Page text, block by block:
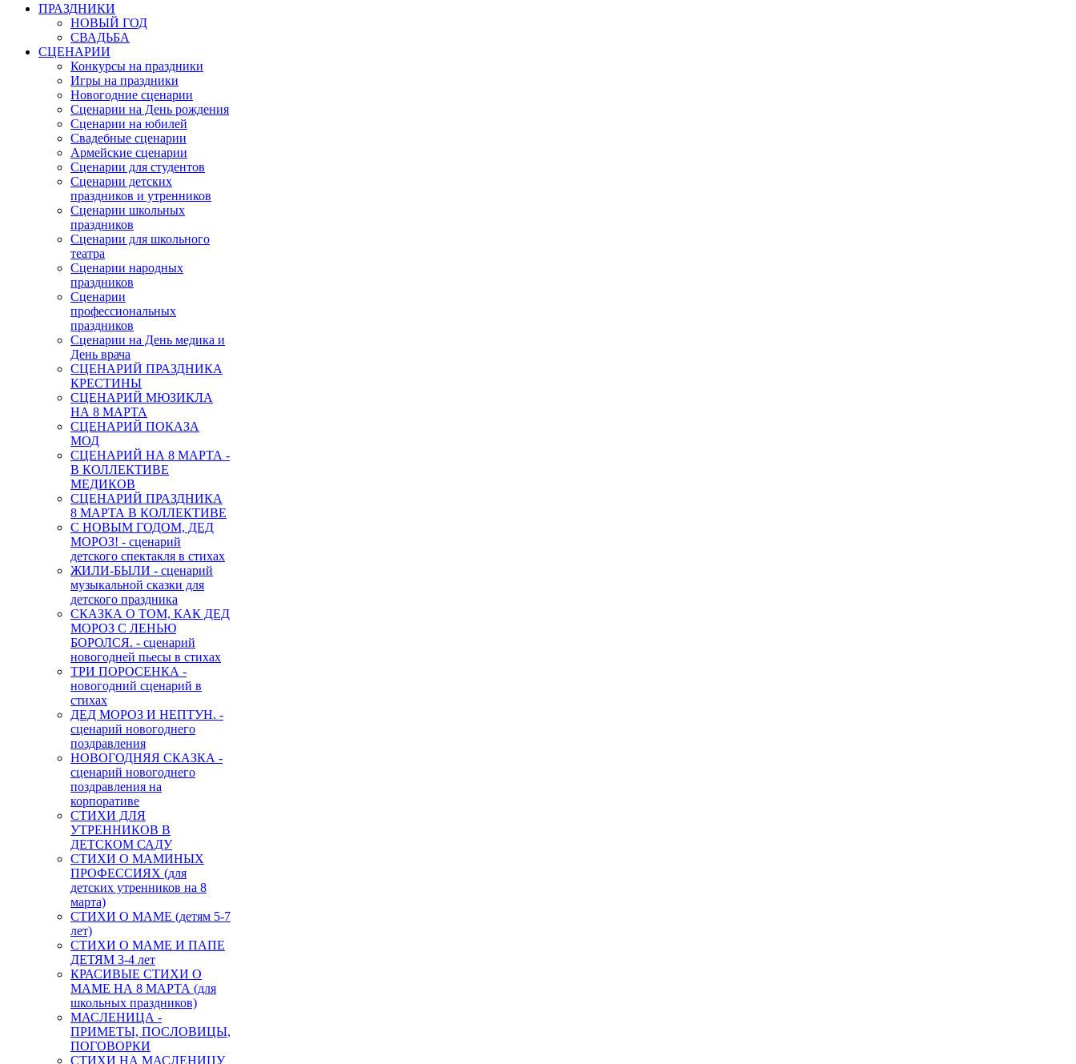
ПРАЗДНИКИ
НОВЫЙ ГОД
СВАДЬБА
СЦЕНАРИИ
Конкурсы на праздники
Игры на праздники
Новогодние сценарии
Сценарии на День рождения
Сценарии на юбилей
Свадебные сценарии
Армейские сценарии
Сценарии для студентов
Сценарии детских
праздников и утренников
Сценарии школьных
праздников
Сценарии для школьного
театра
Сценарии народных
праздников
Сценарии
профессиональных
праздников
Сценарии на День медика и
День врача
СЦЕНАРИЙ ПРАЗДНИКА
КРЕСТИНЫ
СЦЕНАРИЙ МЮЗИКЛА
НА 8 МАРТА
СЦЕНАРИЙ ПОКАЗА
МОД
СЦЕНАРИЙ НА 8 МАРТА -
В КОЛЛЕКТИВЕ
МЕДИКОВ
СЦЕНАРИЙ ПРАЗДНИКА
8 МАРТА В КОЛЛЕКТИВЕ
С НОВЫМ ГОДОМ, ДЕД
МОРОЗ! - сценарий
детского спектакля в стихах
ЖИЛИ-БЫЛИ - сценарий
музыкальной сказки для
детского праздника
СКАЗКА О ТОМ, КАК ДЕД
МОРОЗ С ЛЕНЬЮ
БОРОЛСЯ. - сценарий
новогодней пьесы в стихах
ТРИ ПОРОСЕНКА -
новогодний сценарий в
стихах
ДЕД МОРОЗ И НЕПТУН. -
сценарий новогоднего
поздравления
НОВОГОДНЯЯ СКАЗКА -
сценарий новогоднего
поздравления на
корпоративе
СТИХИ ДЛЯ
УТРЕННИКОВ В
ДЕТСКОМ САДУ
СТИХИ О МАМИНЫХ
ПРОФЕССИЯХ (для
детских утренников на 8
марта)
СТИХИ О МАМЕ (детям 5-7
лет)
СТИХИ О МАМЕ И ПАПЕ
ДЕТЯМ 3-4 лет
КРАСИВЫЕ СТИХИ О
МАМЕ НА 8 МАРТА (для
школьных праздников)
МАСЛЕНИЦА -
ПРИМЕТЫ, ПОСЛОВИЦЫ,
ПОГОВОРКИ
СТИХИ НА МАСЛЕНИЦУ